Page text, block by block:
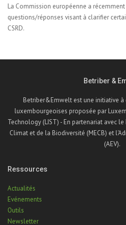
La Commission européenne a
questions/réponses visant à clarifier
CSRD.
Betriber &
Betriber&Emwelt est une initiative
luxembourgeoises proposée par
Technology (LIST) - En partenariat avec
Climat et de la Biodiversité (MECB) et
(AEV).
Ressources
Actualités
Evénements
Outils
Newsletter